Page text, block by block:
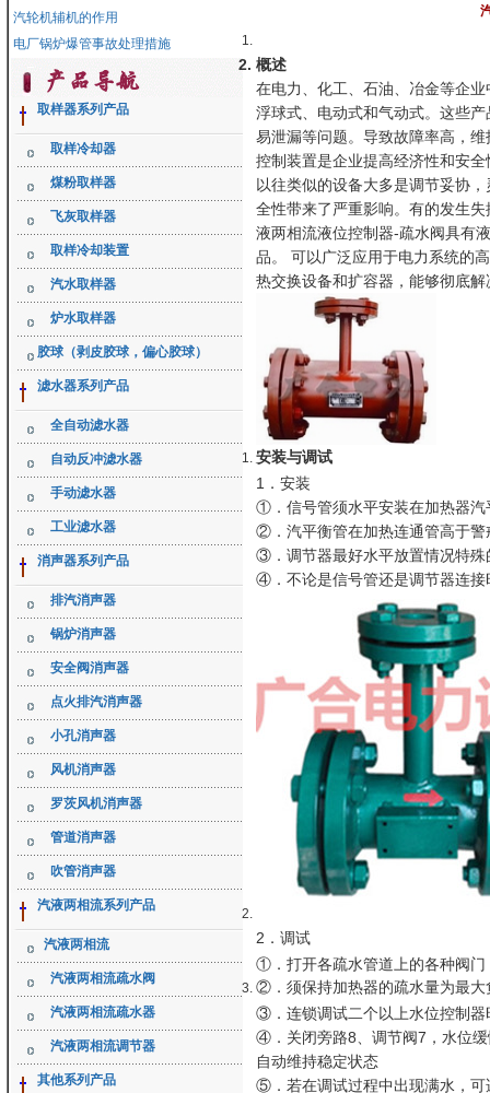
汽轮机辅机的作用
电厂锅炉爆管事故处理措施
取样器系列产品
取样冷却器
煤粉取样器
飞灰取样器
取样冷却装置
汽水取样器
炉水取样器
胶球（剥皮胶球，偏心胶球）
滤水器系列产品
全自动滤水器
自动反冲滤水器
手动滤水器
工业滤水器
消声器系列产品
排汽消声器
锅炉消声器
安全阀消声器
点火排汽消声器
小孔消声器
风机消声器
罗茨风机消声器
管道消声器
吹管消声器
汽液两相流系列产品
汽液两相流
汽液两相流疏水阀
汽液两相流疏水器
汽液两相流调节器
其他系列产品
概述
在电力、化工、石油、冶金等企
浮球式、电动式和气动式。这些
易泄漏等问题。导致故障率高，
控制装置是企业提高经济性和安
以往类似的设备大多是调节妥协
全性带来了严重影响。有的发生
液两相流液位控制器-疏水阀具有
品。 可以广泛应用于电力系统的
热交换设备和扩容器，能够彻底
安装与调试
1．安装
①．信号管须水平安装在加热器汽
②．汽平衡管在加热连通管高于警
③．调节器最好水平放置情况特殊
④．不论是信号管还是调节器连接
2．调试
①．打开各疏水管道上的各种阀门
②．须保持加热器的疏水量为最大
③．连锁调试二个以上水位控制器
④．关闭旁路8、调节阀7，水位
自动维持稳定状态
⑤．若在调试过程中出现满水，